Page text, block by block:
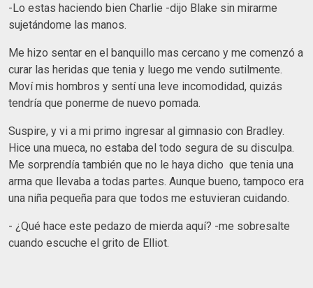
-Lo estas haciendo bien Charlie -dijo Blake sin mirarme
sujetándome las manos.
Me hizo sentar en el banquillo mas cercano y me comenzó a
curar las heridas que tenia y luego me vendo sutilmente.
Moví mis hombros y sentí una leve incomodidad, quizás
tendría que ponerme de nuevo pomada.
Suspire, y vi a mi primo ingresar al gimnasio con Bradley.
Hice una mueca, no estaba del todo segura de su disculpa.
Me sorprendía también que no le haya dicho que tenia una
arma que llevaba a todas partes. Aunque bueno, tampoco era
una niña pequeña para que todos me estuvieran cuidando.
- ¿Qué hace este pedazo de mierda aquí? -me sobresalte
cuando escuche el grito de Elliot.